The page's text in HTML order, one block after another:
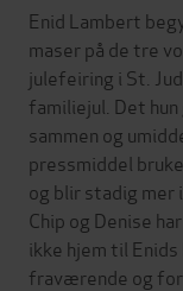
Enid Lambert
maser på de tre
julefeiring i St.
familiejul. Det
sammen og
pressmiddel
og blir stadig mer
Chip og Denise
ikke hjem til
fraværende og